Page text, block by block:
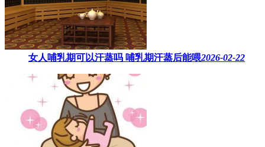
女人哺乳期可以汗蒸吗 ​哺乳期汗蒸后能喂2026-02-22